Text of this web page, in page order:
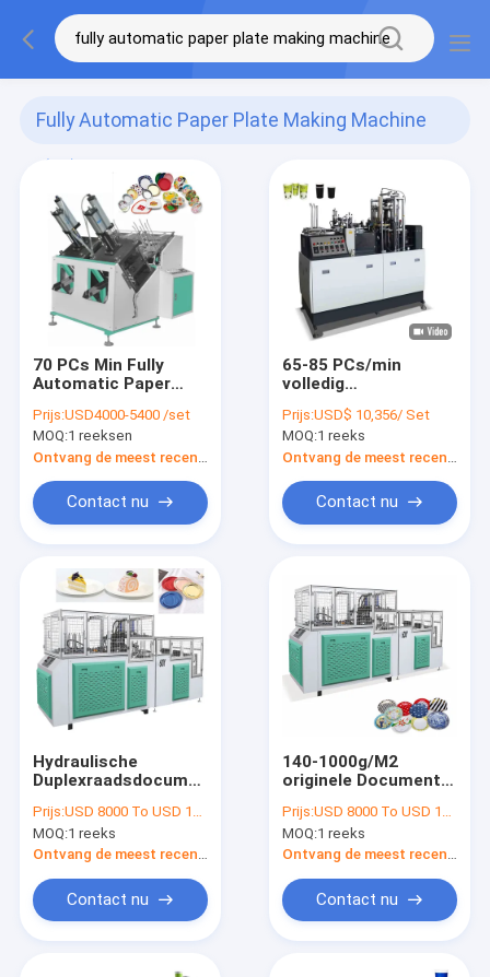
Fully Automatic Paper Plate Making Machine
70 PCs Min Fully
Automatic Paper
maken Één Keer
Schotel die Machine
maken
Prijs:USD4000-5400 /set
MOQ:1 reeksen
Contact nu
65-85 PCs/min
volledig
Document Kop die
het Wegwerpproduct
van de Machinehoge
snelheid maken
Prijs:USD$ 10,356/ Set
MOQ:1 reeks
Contact nu
Hydraulische
Duplexraadsdocument
Machines maken 80-
120 PCs/Min
Prijs:USD 8000 To USD 12000 Per Set
MOQ:1 reeks
Contact nu
140-1000g/M2
originele Document
voor Lunchvakje
maken
Prijs:USD 8000 To USD 12000 Per Set
MOQ:1 reeks
Contact nu